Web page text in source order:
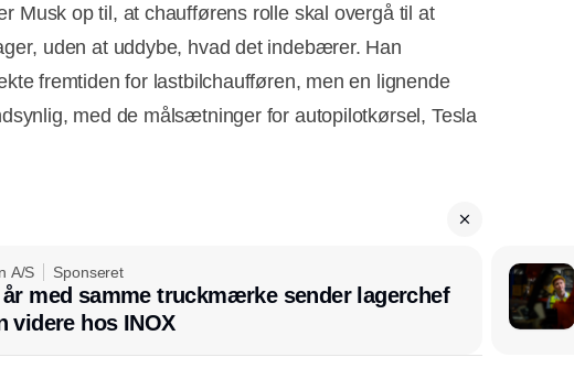
Musk op til, at chaufførens rolle skal overgå til at
uden at uddybe, hvad det indebærer. Han
fremtiden for lastbilchaufføren, men en lignende
med de målsætninger for autopilotkørsel, Tesla
A/S Sponseret
år med samme truckmærke sender lagerchef
videre hos INOX